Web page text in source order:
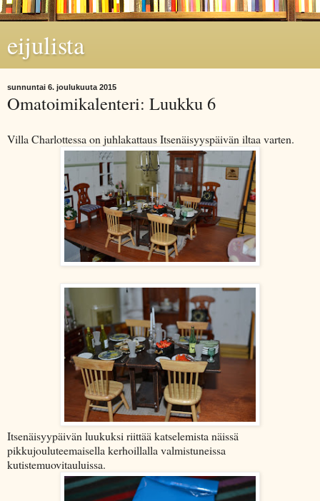
eijulista
sunnuntai 6. joulukuuta 2015
Omatoimikalenteri: Luukku 6
Villa Charlottessa on juhlakattaus Itsenäisyyspäivän iltaa varten.
Itsenäisyypäivän luukuksi riittää katselemista näissä
pikkujouluteemaisella kerhoillalla valmistuneissa
kutistemuovitauluissa.